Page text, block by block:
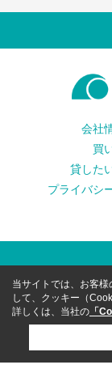
会社
買
貸した
プライバシ
当サイトでは、お客
して、クッキー（
詳しくは、当社の 「